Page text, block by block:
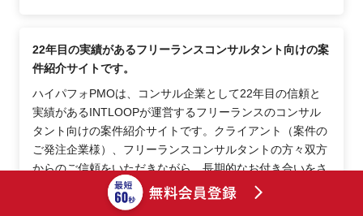
22年目の実績があるフリーランスコンサルタント向けの案
件紹介サイトです。
ハイパフォPMOは、コンサル企業として22年目の信頼と
実績があるINTLOOPが運営するフリーランスのコンサル
タント向けの案件紹介サイトです。クライアント（案件の
ご発注企業様）、フリーランスコンサルタントの方々双方
からのご信頼をいただきながら、長期的なお付き合いをさ
せていただいております。